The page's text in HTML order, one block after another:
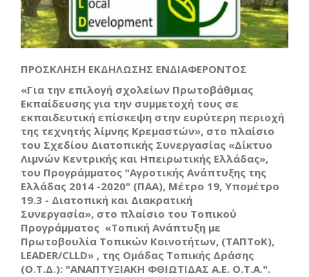
ΠΡΟΣΚΛΗΣΗ ΕΚΔΗΛΩΣΗΣ ΕΝΔΙΑΦΕΡΟΝΤΟΣ
«Για την επιλογή σχολείων Πρωτοβάθμιας
Εκπαίδευσης για την συμμετοχή τους σε
εκπαιδευτική επίσκεψη στην ευρύτερη περιοχή
της τεχνητής λίμνης Κρεμαστών», στο πλαίσιο
του Σχεδίου Διατοπικής Συνεργασίας «Δίκτυο
Λιμνών Κεντρικής και Ηπειρωτικής Ελλάδας»,
του Προγράμματος "Αγροτικής Ανάπτυξης της
Ελλάδας 2014 -2020" (ΠΑΑ), Μέτρο 19, Υπομέτρο
19.3 - Διατοπική και Διακρατική
Συνεργασία», στο πλαίσιο του Τοπικού
Προγράμματος «Τοπική Ανάπτυξη με
Πρωτοβουλία Τοπικών Κοινοτήτων, (ΤΑΠΤοΚ),
LEADER/CLLD» , της Ομάδας Τοπικής Δράσης
(Ο.Τ.Δ.): "ΑΝΑΠΤΥΞΙΑΚΗ ΦΘΙΩΤΙΔΑΣ Α.Ε. Ο.Τ.Α.".